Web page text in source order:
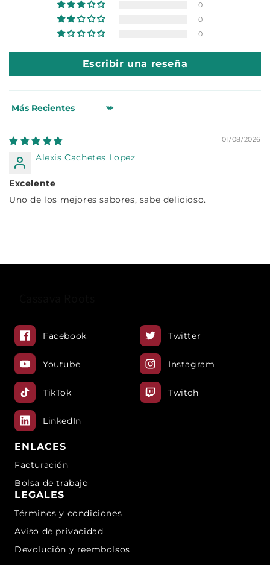
0
0
0
Escribir una reseña
Sort by
01/08/2026
Alexis Cachetes Lopez
Excelente
Uno de los mejores sabores, sabe delicioso.
Facebook Twitter
Youtube Instagram
TikTok Twitch
LinkedIn
ENLACES
Facturación
Bolsa de trabajo
LEGALES
Términos y condiciones
Aviso de privacidad
Devolución y reembolsos